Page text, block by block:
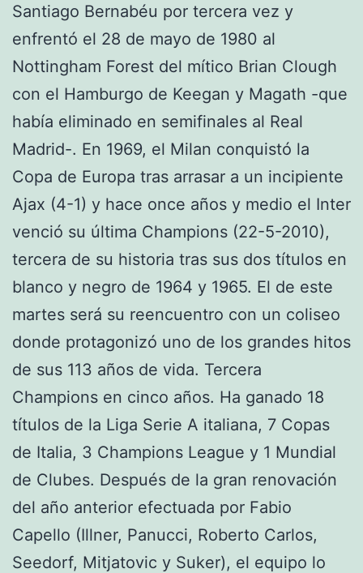
Santiago Bernabéu por tercera vez y
enfrentó el 28 de mayo de 1980 al
Nottingham Forest del mítico Brian Clough
con el Hamburgo de Keegan y Magath -que
había eliminado en semifinales al Real
Madrid-. En 1969, el Milan conquistó la
Copa de Europa tras arrasar a un incipiente
Ajax (4-1) y hace once años y medio el Inter
venció su última Champions (22-5-2010),
tercera de su historia tras sus dos títulos en
blanco y negro de 1964 y 1965. El de este
martes será su reencuentro con un coliseo
donde protagonizó uno de los grandes hitos
de sus 113 años de vida. Tercera
Champions en cinco años. Ha ganado 18
títulos de la Liga Serie A italiana, 7 Copas
de Italia, 3 Champions League y 1 Mundial
de Clubes. Después de la gran renovación
del año anterior efectuada por Fabio
Capello (Illner, Panucci, Roberto Carlos,
Seedorf, Mitjatovic y Suker), el equipo lo